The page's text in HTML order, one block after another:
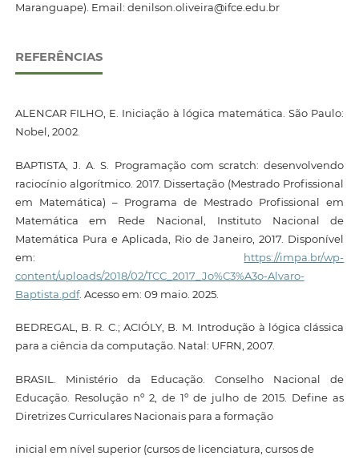
Maranguape). Email: denilson.oliveira@ifce.edu.br
REFERÊNCIAS
ALENCAR FILHO, E. Iniciação à lógica matemática. São Paulo:
Nobel, 2002.
BAPTISTA, J. A. S. Programação com scratch: desenvolvendo
raciocínio algorítmico. 2017. Dissertação (Mestrado Profissional
em Matemática) – Programa de Mestrado Profissional em
Matemática em Rede Nacional, Instituto Nacional de
Matemática Pura e Aplicada, Rio de Janeiro, 2017. Disponível
em: https://impa.br/wp-
content/uploads/2018/02/TCC_2017_Jo%C3%A3o-Alvaro-
Baptista.pdf. Acesso em: 09 maio. 2025.
BEDREGAL, B. R. C.; ACIÓLY, B. M. Introdução à lógica clássica
para a ciência da computação. Natal: UFRN, 2007.
BRASIL. Ministério da Educação. Conselho Nacional de
Educação. Resolução nº 2, de 1º de julho de 2015. Define as
Diretrizes Curriculares Nacionais para a formação
inicial em nível superior (cursos de licenciatura, cursos de